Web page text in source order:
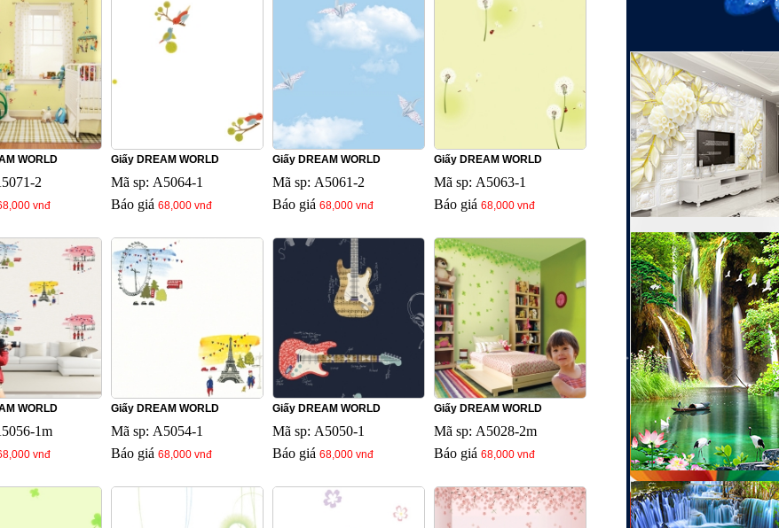
WORLD
2
vnđ
Giấy DREAM WORLD
Mã sp: A5064-1
Báo giá 68,000 vnđ
Giấy DREAM WORLD
Mã sp: A5061-2
Báo giá 68,000 vnđ
Giấy DREAM WORLD
Mã sp: A5063-1
Báo giá 68,000 vnđ
WORLD
1m
vnđ
Giấy DREAM WORLD
Mã sp: A5054-1
Báo giá 68,000 vnđ
Giấy DREAM WORLD
Mã sp: A5050-1
Báo giá 68,000 vnđ
Giấy DREAM WORLD
Mã sp: A5028-2m
Báo giá 68,000 vnđ